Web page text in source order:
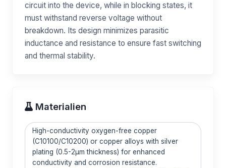
circuit into the device, while in blocking states, it
must withstand reverse voltage without
breakdown. Its design minimizes parasitic
inductance and resistance to ensure fast switching
and thermal stability.
Materialien
High-conductivity oxygen-free copper
(C10100/C10200) or copper alloys with silver
plating (0.5-2μm thickness) for enhanced
conductivity and corrosion resistance.